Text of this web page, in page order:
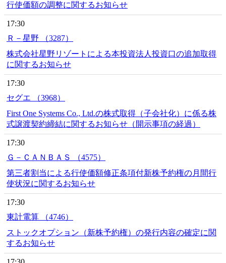
行使価額の調整に関するお知らせ
17:30
Ｒ－星野 （3287）
株式会社星野リゾートによる本投資法人投資口の追加取得
に関するお知らせ
17:30
セグエ （3968）
First One Systems Co., Ltd.の株式取得（子会社化）に係る株
式譲渡契約締結に関するお知らせ（開示事項の経過）
17:30
Ｇ－ＣＡＮＢＡＳ （4575）
第三者割当による行使価額修正条項付新株予約権の月間行
使状況に関するお知らせ
17:30
東計電算 （4746）
ストックオプション（新株予約権）の発行内容の確定に関
するお知らせ